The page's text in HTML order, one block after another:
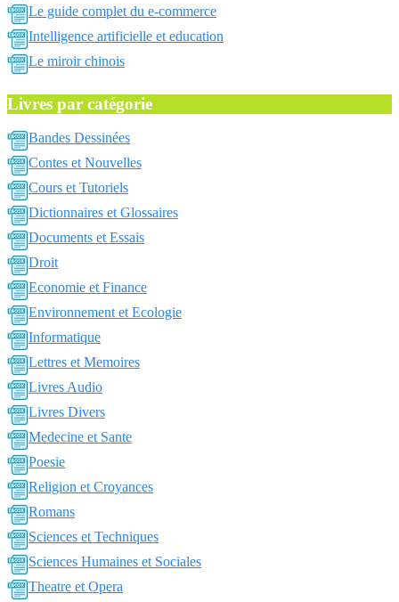
Le guide complet du e-commerce
Intelligence artificielle et education
Le miroir chinois
Livres par catégorie
Bandes Dessinées
Contes et Nouvelles
Cours et Tutoriels
Dictionnaires et Glossaires
Documents et Essais
Droit
Economie et Finance
Environnement et Ecologie
Informatique
Lettres et Memoires
Livres Audio
Livres Divers
Medecine et Sante
Poesie
Religion et Croyances
Romans
Sciences et Techniques
Sciences Humaines et Sociales
Theatre et Opera